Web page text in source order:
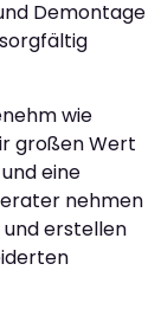
Demontage
wie
großen Wert
eine
nehmen
und erstellen